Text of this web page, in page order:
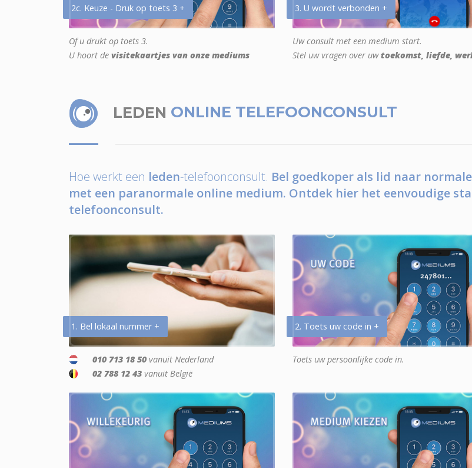
2c. Keuze - Druk op toets 3 +
Of u drukt op toets 3.
U hoort de visitekaartjes van onze mediums
3. U wordt verbonden +
Uw consult met een medium start.
Stel uw vragen over uwtoekomst, liefde,
LEDEN ONLINE TELEFOONCONSULT
Hoe werkt een leden-telefoonconsult. Bel goedkoper als lid naar
met een paranormale online medium. Ontdek hier het eenvoudige
telefoonconsult.
1. Bel lokaal nummer +
010 713 18 50 vanuit Nederland
02 788 12 43 vanuit België
2. Toets uw code in +
Toets uw persoonlijke code in.